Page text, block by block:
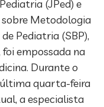
(JPed) e
Metodologia
Pediatria (SBP),
empossada na
Durante o
quarta-feira
a especialista